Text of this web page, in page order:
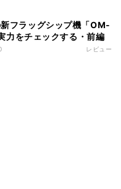
フラッグシップ機「OM-
力をチェックする・前編
レビュー